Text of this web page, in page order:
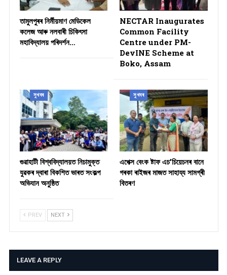
তামুলপুৰৰ নিৰ্মীয়মাণ মেডিকেল
কলেজ আৰু নলবাৰী চিকিৎসা
মহাবিদ্যালয় পৰিদৰ্শন…
NECTAR Inaugurates
Common Facility
Centre under PM-
DevINE Scheme at
Boko, Assam
সুখবৰ
গুৱাহাটী বিশ্ববিদ্যালয়ত নিচামুক্ত
যুৱকৰ দ্বাৰা বিকশিত ভাৰত সংকল্প
অভিযান অনুষ্ঠিত
সুখবৰ
​এপেক্স বেংক ষ্টাফ এচ’চিয়েচনৰ বানে
গৰকা ৰাইজৰ মাজত সাহায্য সামগ্ৰী
বিতৰণ ​
PREV NEXT
LEAVE A REPLY